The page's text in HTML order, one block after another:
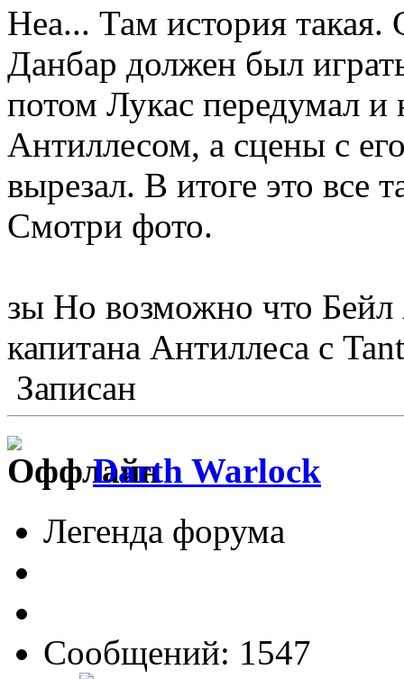
Неа... Там история такая.
Данбар должен был
потом Лукас передумал и
Антиллесом, а сцены с
вырезал. В итоге это все
Смотри фото.
зы Но возможно что Бейл
капитана Антиллеса с
Записан
Darth Warlock
Легенда форума
Сообщений: 1547